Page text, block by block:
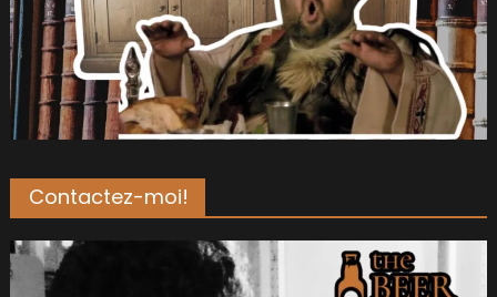
Contactez-moi!